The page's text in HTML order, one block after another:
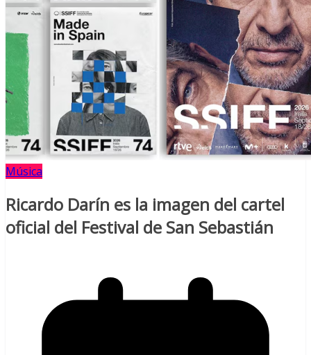
Música
Ricardo Darín es la imagen del cartel
oficial del Festival de San Sebastián